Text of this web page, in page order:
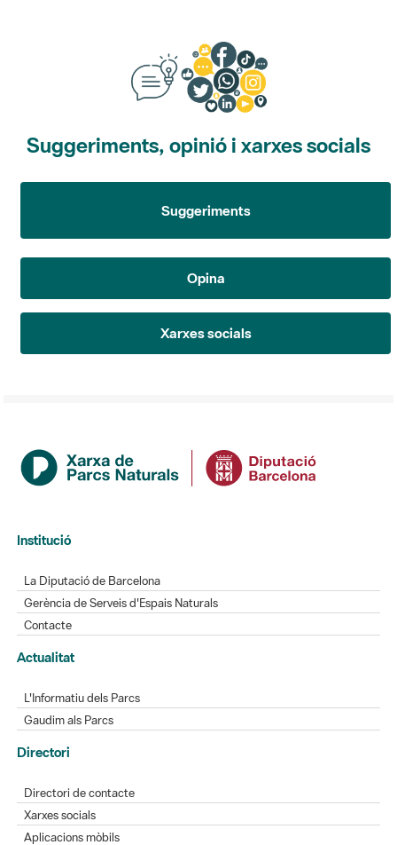
Suggeriments, opinió i xarxes socials
Suggeriments
Opina
Xarxes socials
Institució
La Diputació de Barcelona
Gerència de Serveis d'Espais Naturals
Contacte
Actualitat
L'Informatiu dels Parcs
Gaudim als Parcs
Directori
Directori de contacte
Xarxes socials
Aplicacions mòbils